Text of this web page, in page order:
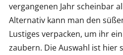
vergangenen Jahr scheinbar
Alternativ kann man den
Lustiges verpacken, um ihr
zaubern. Die Auswahl ist hier